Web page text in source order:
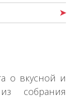
➤
о вкусной и
собрания